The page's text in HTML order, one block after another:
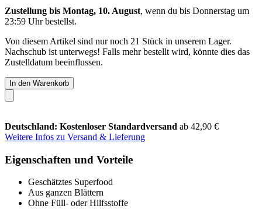
Zustellung bis Montag, 10. August, wenn du bis Donnerstag um
23:59 Uhrbestellst.
Von diesem Artikel sind nur noch 21 Stück in unserem Lager.
Nachschub ist unterwegs! Falls mehr bestellt wird, könnte dies das
Zustelldatum beeinflussen.
In den Warenkorb
Deutschland: Kostenloser Standardversand ab 42,90 €
Weitere Infos zu Versand & Lieferung
Eigenschaften und Vorteile
Geschätztes Superfood
Aus ganzen Blättern
Ohne Füll- oder Hilfsstoffe